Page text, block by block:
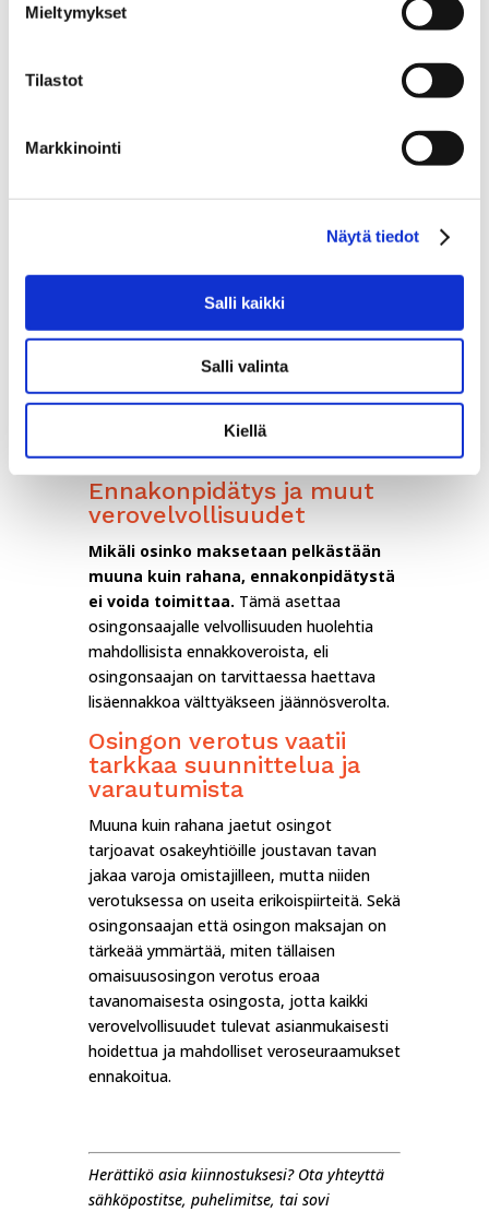
Mieltymykset
Tilastot
Markkinointi
Näytä tiedot
Salli kaikki
Salli valinta
Kiellä
vähennetään kuluna.
hankintameno vähennyskelvoton.
Yhtiön velvollisuutena on tehdä osinkona
jaetusta omaisuudesta vuosi-ilmoitus
Verohallinnolle osingon nostettavissaoloa
seuraavan vuoden tammikuun loppuun
mennessä. Vuosi-ilmoitukseen kirjataan
sekä osingon arvo että mahdollinen
Jos yhtiö on maksanut osingonsaajan
varainsiirtoveron tämän puolesta, myös
tämä maksu ilmoitetaan vuosi-ilmoituksessa
osinkotulona.
Ennakonpidätys ja muut
verovelvollisuudet
Mikäli osinko maksetaan pelkästään
muuna kuin rahana, ennakonpidätystä
ei voida toimittaa. Tämä asettaa
osingonsaajalle velvollisuuden huolehtia
mahdollisista ennakkoveroista, eli
osingonsaajan on tarvittaessa haettava
lisäennakkoa välttyäkseen jäännösverolta.
Osingon verotus vaatii
tarkkaa suunnittelua ja
varautumista
Muuna kuin rahana jaetut osingot
tarjoavat osakeyhtiöille joustavan tavan
jakaa varoja omistajilleen, mutta niiden
verotuksessa on useita erikoispiirteitä. Sekä
osingonsaajan että osingon maksajan on
tärkeää ymmärtää, miten tällaisen
omaisuusosingon verotus eroaa
tavanomaisesta osingosta, jotta kaikki
verovelvollisuudet tulevat asianmukaisesti
hoidettua ja mahdolliset veroseuraamukset
ennakoitua.
Herättikö asia kiinnostuksesi? Ota yhteyttä
sähköpostitse, puhelimitse, tai sovi